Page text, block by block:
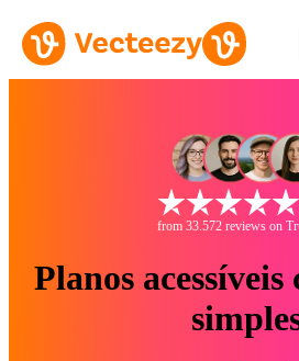
from 33.572 reviews on
Planos acessíveis